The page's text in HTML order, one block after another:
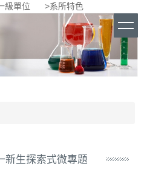
級單位 >系所特色
新生探索式微專題